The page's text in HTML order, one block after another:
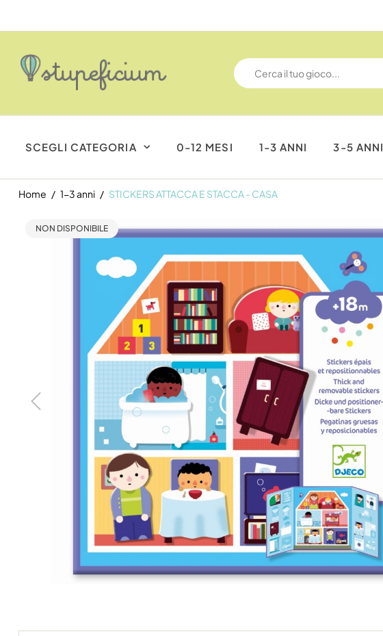
SCEGLI CATEGORIA 0-12 MESI 1-3 ANNI 3-5 ANNI
Home 1-3 anni STICKERS ATTACCA E STACCA - CASA
NON DISPONIBILE